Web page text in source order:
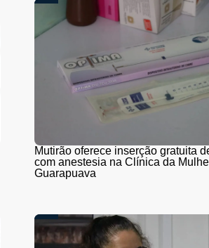
Mutirão oferece inserção gratuita
com anestesia na Clínica da
Guarapuava